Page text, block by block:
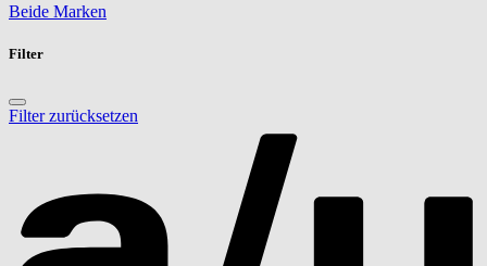
Beide Marken
Filter
Filter zurücksetzen